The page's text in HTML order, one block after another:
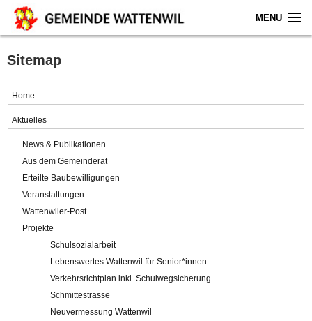
MENU
Home
Gemeinde
Verwaltung
Online-Service
Impressum
Sitemap
Home
Aktuelles
News & Publikationen
Aus dem Gemeinderat
Erteilte Baubewilligungen
Veranstaltungen
Wattenwiler-Post
Projekte
Schulsozialarbeit
Lebenswertes Wattenwil für Senior*innen
Verkehrsrichtplan inkl. Schulwegsicherung
Schmittestrasse
Neuvermessung Wattenwil